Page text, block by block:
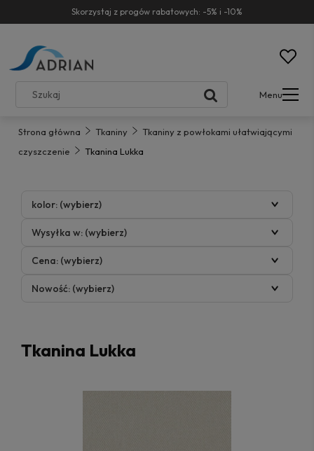
Skorzystaj z progów rabatowych: -5% i -10%
Menu
Strona główna Tkaniny
Tkaniny z powłokami ułatwiającymi
czyszczenie
Tkanina Lukka
kolor: (wybierz)
Wysyłka w: (wybierz)
Cena: (wybierz)
Nowość: (wybierz)
Tkanina Lukka